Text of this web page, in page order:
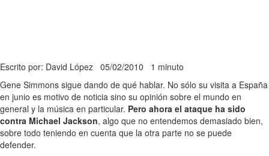
Escrito por: David López 05/02/2010 1 minuto
Gene Simmons sigue dando de qué hablar. No sólo su visita a España
en junio es motivo de noticia sino su opinión sobre el mundo en
general y la música en particular. Pero ahora el ataque ha sido
contra Michael Jackson, algo que no entendemos demasiado bien,
sobre todo teniendo en cuenta que la otra parte no se puede
defender.